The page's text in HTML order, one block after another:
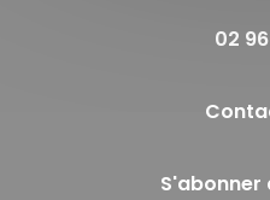
02
S'abonner